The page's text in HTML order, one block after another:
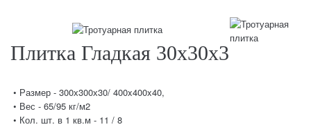
Плитка Гладкая 30х30х3
• Размер - 300х300х30/ 400x400x40,
• Вес - 65/95 кг/м2
• Кол. шт. в 1 кв.м - 11 / 8